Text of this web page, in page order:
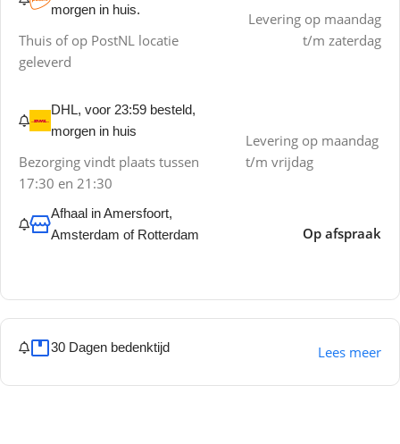
morgen in huis.
Thuis of op PostNL locatie
geleverd
Levering op maandag
t/m zaterdag
DHL, voor 23:59 besteld,
morgen in huis
Bezorging vindt plaats tussen
17:30 en 21:30
Levering op maandag
t/m vrijdag
Afhaal in Amersfoort,
Amsterdam of Rotterdam
Op afspraak
30 Dagen bedenktijd Lees meer